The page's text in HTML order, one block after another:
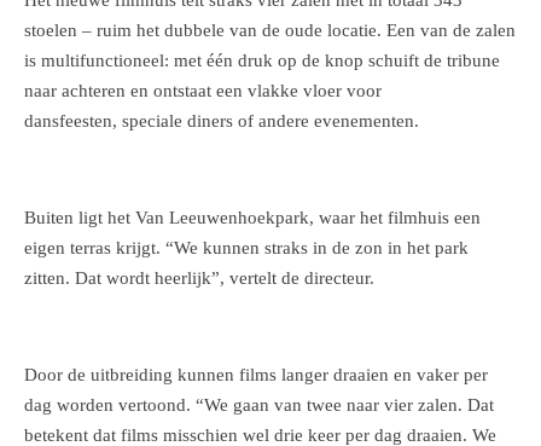
stoelen – ruim het dubbele van de oude locatie. Een van de zalen
is multifunctioneel: met één druk op de knop schuift de tribune
naar achteren en ontstaat een vlakke vloer voor
dansfeesten, speciale diners of andere evenementen.
Buiten ligt het Van Leeuwenhoekpark, waar het filmhuis een
eigen terras krijgt. “We kunnen straks in de zon in het park
zitten. Dat wordt heerlijk”, vertelt de directeur.
Door de uitbreiding kunnen films langer draaien en vaker per
dag worden vertoond. “We gaan van twee naar vier zalen. Dat
betekent dat films misschien wel drie keer per dag draaien. We